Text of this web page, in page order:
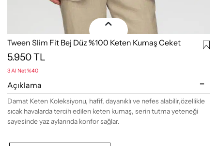
Tween Slim Fit Bej Düz %100 Keten Kumaş Ceket
5.950TL
3 Al Net %40
Açıklama
Damat Keten Koleksiyonu, hafif, dayanıklı ve nefes alabilir,özellikle
sıcak havalarda tercih edilen keten kumaş, serin tutma yeteneği
sayesinde yaz aylarında konfor sağlar.